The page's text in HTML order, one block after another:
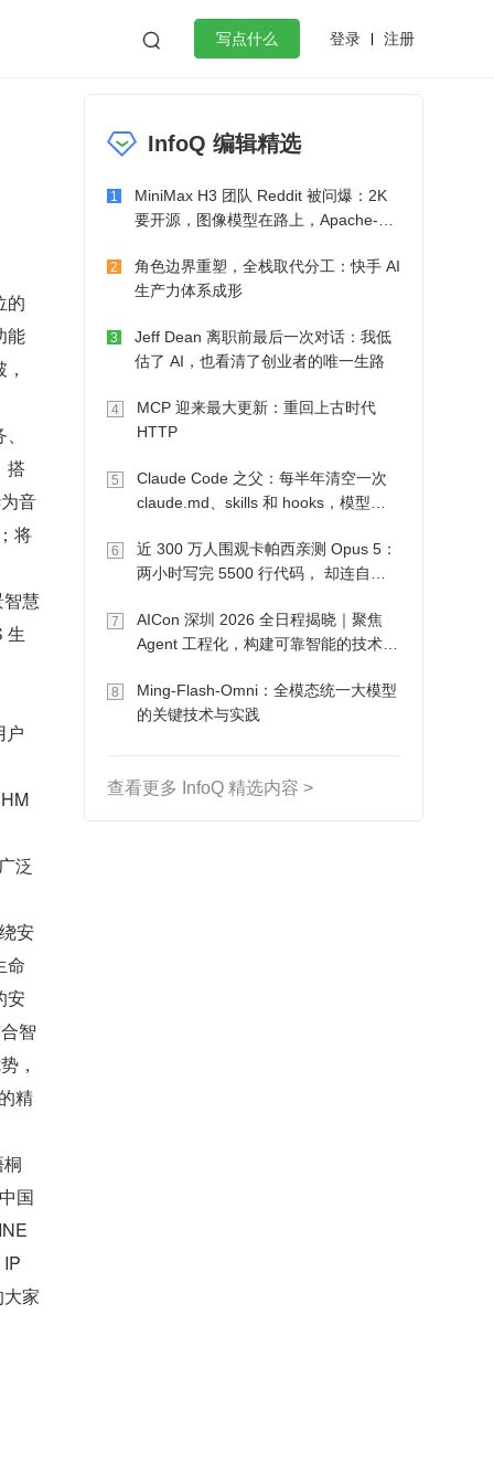
 写点什么 登录 注册
微服务架构 flutter
的
能
搭
音
将
慧
生
户
泛
安
命
安
智
，
精
国
家
InfoQ 编辑精选
1
MiniMax H3 团队 Reddit 被问爆：2K
要开源，图像模型在路上，Apache-2.0
2
角色边界重塑，全栈取代分工：快手 AI
生产力体系成形
3
Jeff Dean 离职前最后一次对话：我低
估了 AI，也看清了创业者的唯一生路
4
MCP 迎来最大更新：重回上古时代
HTTP
5
Claude Code 之父：每半年清空一次
claude.md、skills 和 hooks，模型自
6
近 300 万人围观卡帕西亲测 Opus 5：
两小时写完 5500 行代码， 却连自己
7
AICon 深圳 2026 全日程揭晓｜聚焦
Agent 工程化，构建可靠智能的技术路
8
Ming-Flash-Omni：全模态统一大模型
的关键技术与实践
查看更多 InfoQ 精选内容 >